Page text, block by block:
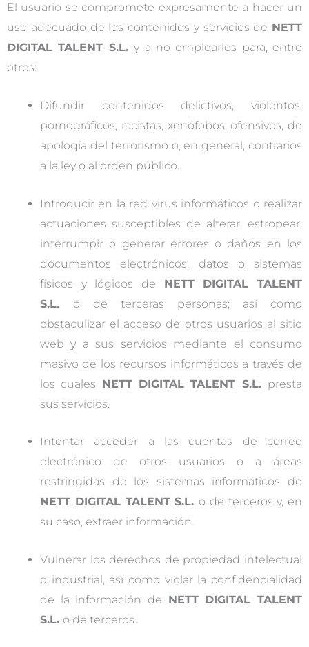
El usuario se compromete expresamente a hacer un
uso adecuado de los contenidos y servicios de NETT
DIGITAL TALENT S.L. y a no emplearlos para, entre
otros:
Difundir contenidos delictivos, violentos,
pornográficos, racistas, xenófobos, ofensivos, de
apología del terrorismo o, en general, contrarios
a la ley o al orden público.
Introducir en la red virus informáticos o realizar
actuaciones susceptibles de alterar, estropear,
interrumpir o generar errores o daños en los
documentos electrónicos, datos o sistemas
físicos y lógicos de NETT DIGITAL TALENT
S.L.
o de terceras personas; así como
obstaculizar el acceso de otros usuarios al sitio
web y a sus servicios mediante el consumo
masivo de los recursos informáticos a través de
los cuales NETT DIGITAL TALENT S.L. presta
sus servicios.
Intentar acceder a las cuentas de correo
electrónico de otros usuarios o a áreas
restringidas de los sistemas informáticos de
NETT DIGITAL TALENT S.L. o de terceros y, en
su caso, extraer información.
Vulnerar los derechos de propiedad intelectual
o industrial, así como violar la confidencialidad
de la información de NETT DIGITAL TALENT
S.L. o de terceros.